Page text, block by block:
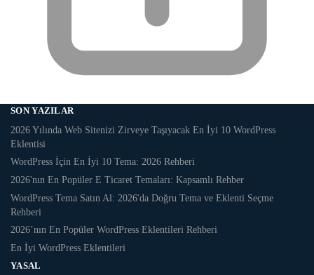
SON YAZILAR
2026 Yılında Web Sitenizi Zirveye Taşıyacak En İyi 10 WordPress
Eklentisi
WordPress İçin En İyi 10 Tema: 2026 Rehberi
2026'nın En Popüler E Ticaret Temaları: Kapsamlı Rehber
WordPress Tema Satın Al: 2026'da Doğru Tema ve Eklenti Seçme
Rehberi
2026’nın En Popüler WordPress Eklentileri Rehberi
En İyi WordPress Eklentileri
YASAL